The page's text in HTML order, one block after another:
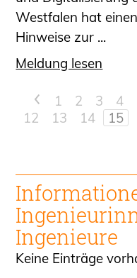
Westfalen hat
Hinweise zur ...
Meldung lesen
< 1 2 3 4
12
13 14 15
Ingenieur
Ingenieure
Keine Einträge